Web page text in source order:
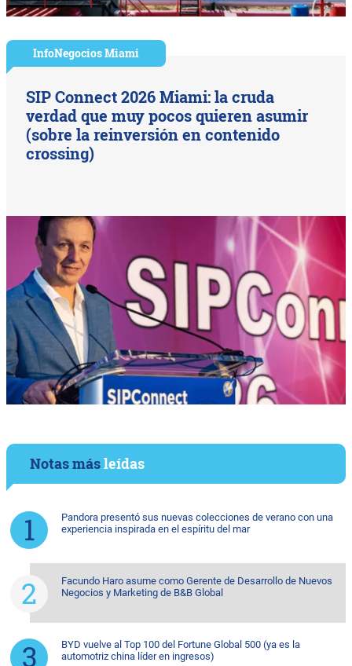
InfoNegocios Miami
SIP Connect 2026 Miami: la cruda
verdad que muy pocos quieren asumir
(sobre la reinversión en contenido
crossing)
Notas másleídas
Pandora presentó sus nuevas colecciones de verano con una
experiencia inspirada en el espíritu del mar
Facundo Haro asume como Gerente de Desarrollo de Nuevos
Negocios y Marketing de B&B Global
BYD vuelve al Top 100 del Fortune Global 500 (ya es la
automotriz china líder en ingresos)